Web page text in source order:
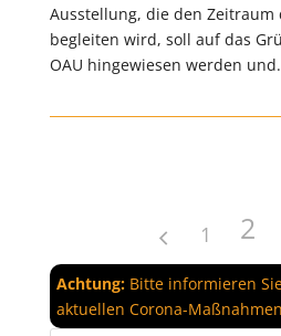
Ausstellung, die den Zeitraum
begleiten wird, soll auf das
OAU hingewiesen werden
1 2
Achtung:Bitte informieren
aktuellen Corona-